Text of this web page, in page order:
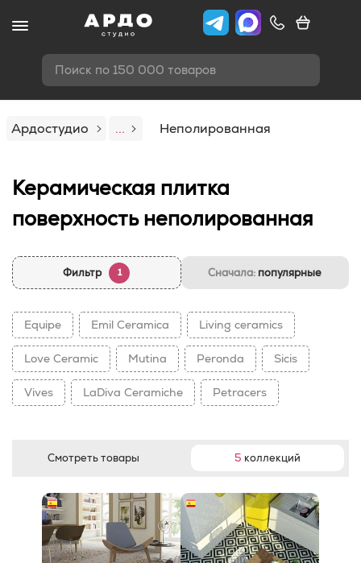
Поиск по 150 000 товаров
Ардостудио ... Неполированная
Керамическая плитка
поверхность неполированная
Фильтр 1 Сначала: популярные
Equipe Emil Ceramica Living ceramics
Love Ceramic Mutina Peronda Sicis
Vives LaDiva Сeramiche Petracers
Смотреть товары 5 коллекций